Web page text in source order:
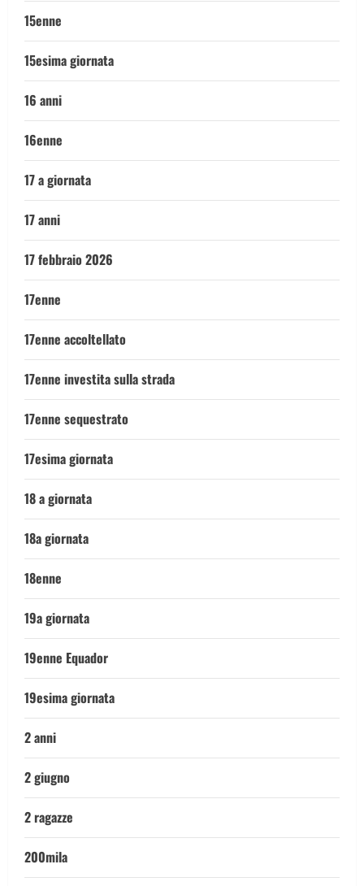
15enne
15esima giornata
16 anni
16enne
17 a giornata
17 anni
17 febbraio 2026
17enne
17enne accoltellato
17enne investita sulla strada
17enne sequestrato
17esima giornata
18 a giornata
18a giornata
18enne
19a giornata
19enne Equador
19esima giornata
2 anni
2 giugno
2 ragazze
200mila